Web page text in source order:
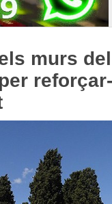
murs del